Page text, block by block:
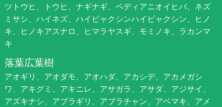
ツトウヒ、トウヒ、ナギナギ、ペディアニオイヒバ、ネズ
ミサシ、ハイネズ、ハイビャクシンハイビャクシン、ヒノ
キ、ヒノキアスナロ、ヒマラヤスギ、モミノキ、ラカンマ
キ
落葉広葉樹
アオギリ、アオダモ、アオハダ、アカシデ、アカメガシ
ワ、アキグミ、アキニレ、アサガラ、アサダ、アジサイ、
アズキナシ、アブラギリ、アブラチャン、アベマキ、アメ